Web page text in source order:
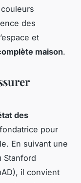
des
et
maison.
des
pour
En suivant une
Stanford
il convient